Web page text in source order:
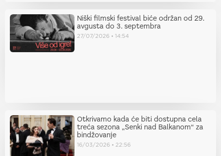
Niški filmski festival biće održan od 29.
avgusta do 3. septembra
27/07/2026 14:54
Otkrivamo kada će biti dostupna cela
treća sezona „Senki nad Balkanom“ za
bindžovanje
16/03/2026 22:56